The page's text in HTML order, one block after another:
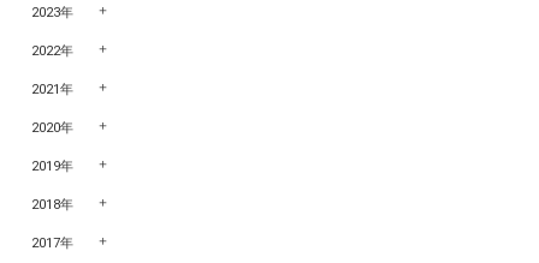
2023年
2022年
2021年
2020年
2019年
2018年
2017年